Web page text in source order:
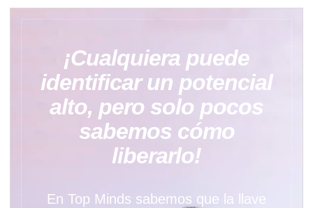
¡Cualquiera puede
identificar un potencial
alto, pero solo pocos
sabemos cómo
liberarlo!
En Top Minds sabemos que la llave